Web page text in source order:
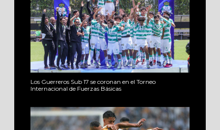
Los Guerreros Sub 17 se coronan en el Torneo
Internacional de Fuerzas Básicas